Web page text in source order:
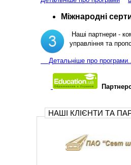
Міжнародні
Наші партнери -
управління та
Детальніше про
НАШІ КЛІЄНТИ ТА